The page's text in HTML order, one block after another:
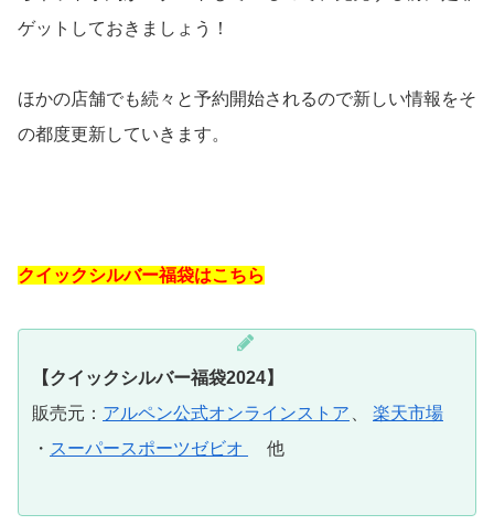
ゲットしておきましょう！
ほかの店舗でも続々と予約開始されるので新しい情報をそ
の都度更新していきます。
クイックシルバー福袋はこちら
【クイックシルバー福袋2024】
販売元： アルペン公式オンラインストア
楽天市場
・ スーパースポーツゼビオ 他